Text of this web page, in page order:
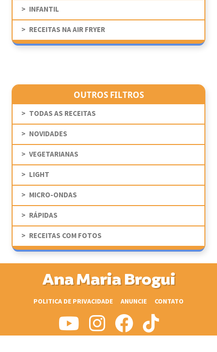
INFANTIL
RECEITAS NA AIR FRYER
OUTROS FILTROS
TODAS AS RECEITAS
NOVIDADES
VEGETARIANAS
LIGHT
MICRO-ONDAS
RÁPIDAS
RECEITAS COM FOTOS
Ana Maria Brogui
POLITICA DE PRIVACIDADE ANUNCIE CONTATO